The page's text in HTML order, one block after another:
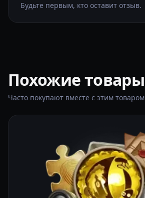
Будьте первым, кто оставит отзыв.
Похожие товары
Часто покупают вместе с этим товаром